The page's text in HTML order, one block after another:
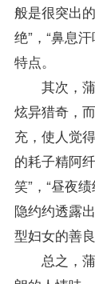
般是很突出
绝”，“鼻息
特点。
其次，蒲
炫异猎奇，
充，使人觉
的耗子精阿
笑”，“昼夜
隐约约透露
型妇女的善
总之，蒲